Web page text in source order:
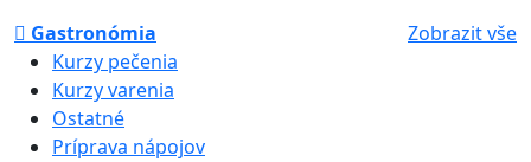
Gastronómia
Zobrazit vše
Kurzy pečenia
Kurzy varenia
Ostatné
Príprava nápojov